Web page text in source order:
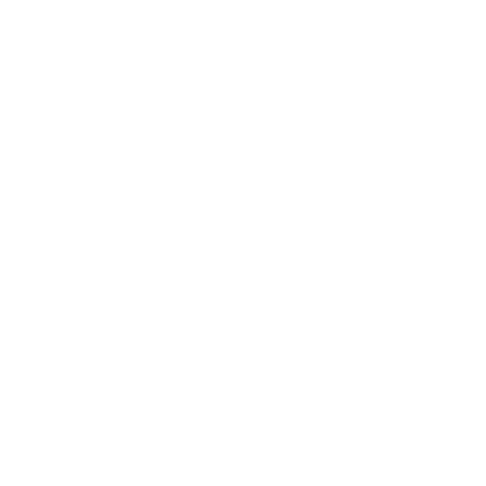
です。
クトの成功を保証し、私たちの長期的な成功の戦略的基盤で
れることはありません。
れることはありません。